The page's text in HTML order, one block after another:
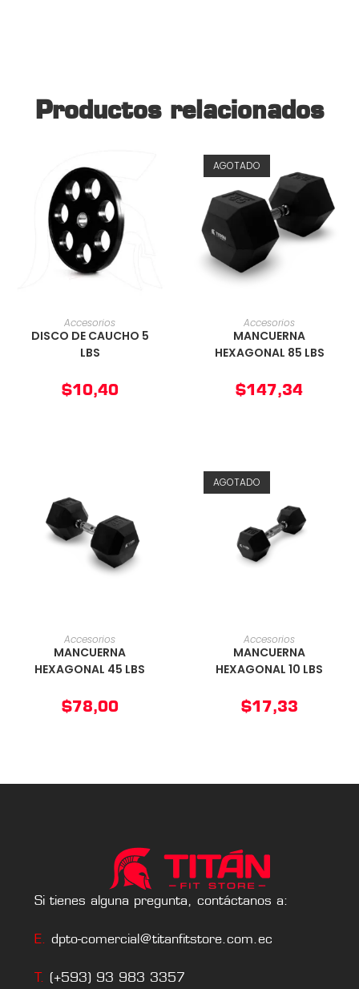
Productos relacionados
AÑADIR AL CARRITO
Accesorios
DISCO DE CAUCHO 5
LBS
$10,40
AGOTADO
AÑADIR AL CARRITO
Accesorios
MANCUERNA
HEXAGONAL 85 LBS
$147,34
AÑADIR AL CARRITO
Accesorios
MANCUERNA
HEXAGONAL 45 LBS
$78,00
AGOTADO
AÑADIR AL CARRITO
Accesorios
MANCUERNA
HEXAGONAL 10 LBS
$17,33
Si tienes alguna pregunta, contáctanos a:
E. dpto-comercial@titanfitstore.com.ec
T. (+593) 93 983 3357